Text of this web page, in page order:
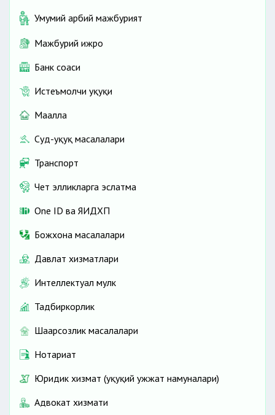
Умумий ҳарбий мажбурият
Мажбурий ижро
Банк соҳаси
Истеъмолчи ҳуқуқи
Маҳалла
Суд-ҳуқуқ масалалари
Транспорт
Чет элликларга эслатма
One ID ва ЯИДХП
Божхона масалалари
Давлат хизматлари
Интеллектуал мулк
Тадбиркорлик
Шаҳарсозлик масалалари
Нотариат
Юридик хизмат (ҳуқуқий ҳужжат намуналари)
Адвокат хизмати